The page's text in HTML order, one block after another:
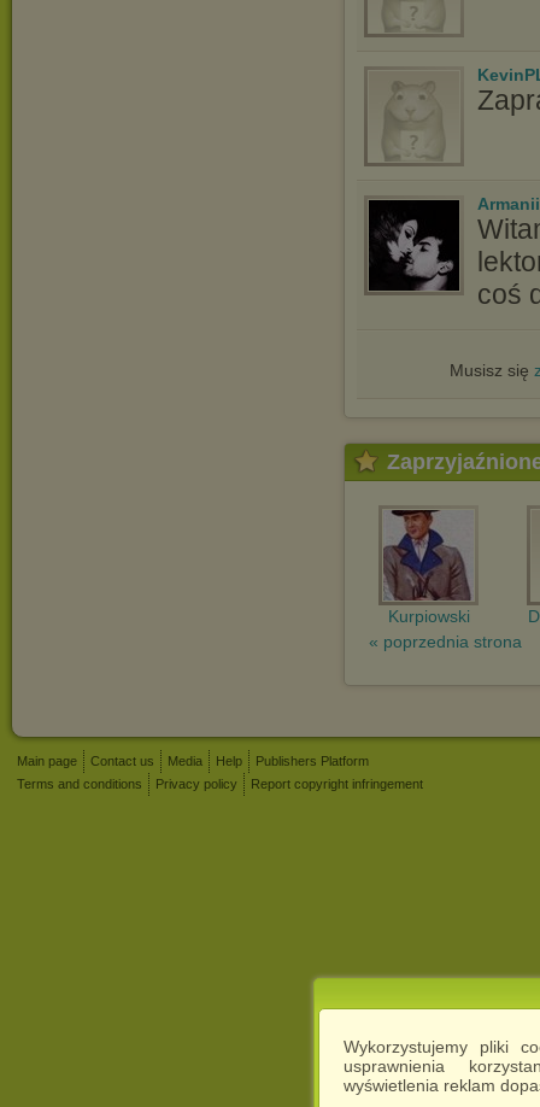
Wykorzystujemy pliki
usprawnienia
wyświetlenia reklam
coś
Musisz się
Kurpiowski
« poprzednia strona
Main page Contact us Media Help
Publishers Platform
Terms and conditions
Privacy policy Report copyright infringement